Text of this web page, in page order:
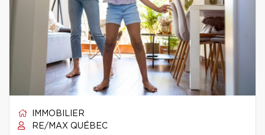
IMMOBILIER
RE/MAX QUÉBEC